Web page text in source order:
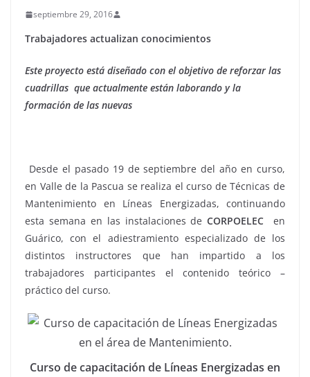
septiembre 29, 2016
Trabajadores actualizan conocimientos
Este proyecto está diseñado con el objetivo de reforzar las
cuadrillas que actualmente están laborando y la
formación de las nuevas
Desde el pasado 19 de septiembre del año en curso,
en Valle de la Pascua se realiza el curso de Técnicas de
Mantenimiento en Líneas Energizadas, continuando
esta semana en las instalaciones deCORPOELEC en
Guárico, con el adiestramiento especializado de los
distintos instructores que han impartido a los
trabajadores participantes el contenido teórico –
práctico del curso.
Curso de capacitación de Líneas Energizadas en